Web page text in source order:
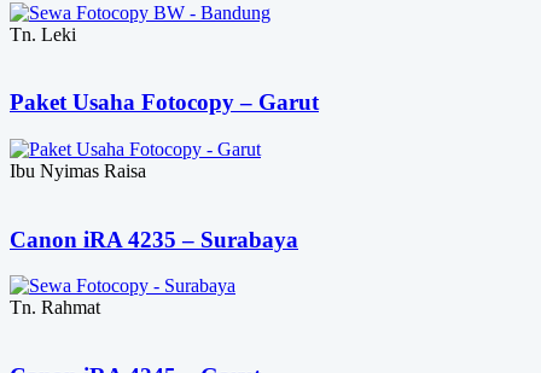
Tn. Leki
Paket Usaha Fotocopy – Garut
Ibu Nyimas Raisa
Canon iRA 4235 – Surabaya
Tn. Rahmat